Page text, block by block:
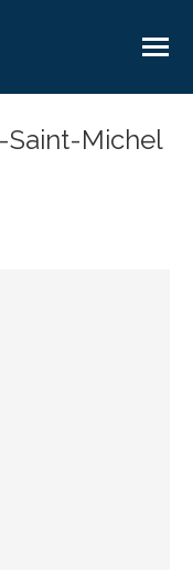
Saint-Michel